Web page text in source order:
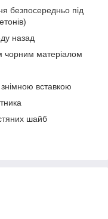
безпосередньо під
назад
чорним матеріалом
знімною вставкою
шайб